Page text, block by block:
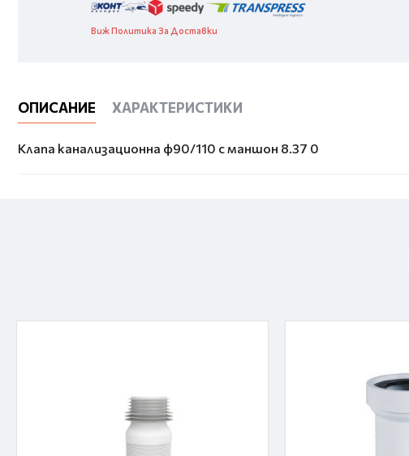
Виж Политика За Доставки
ОПИСАНИЕ ХАРАКТЕРИСТИКИ
Клапа канализационна ф90/110 с маншон 8.37 0